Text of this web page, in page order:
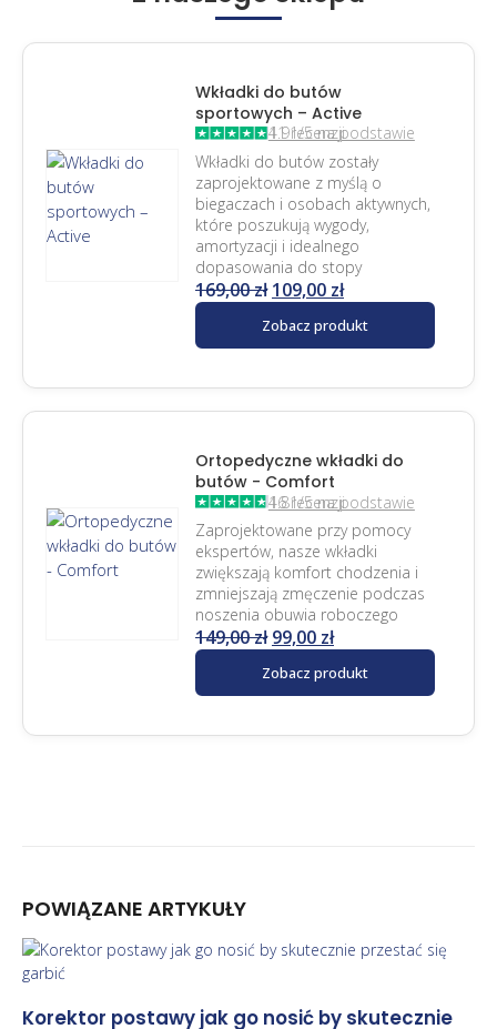
Wkładki do butów
sportowych – Active
4.91/5 na podstawie 11 recenzji
Wkładki do butów zostały
zaprojektowane z myślą o
biegaczach i osobach aktywnych,
które poszukują wygody,
amortyzacji i idealnego
dopasowania do stopy
169,00zł 109,00 zł
Zobacz produkt
Ortopedyczne wkładki do
butów - Comfort
4.81/5 na podstawie 16 recenzji
Zaprojektowane przy pomocy
ekspertów, nasze wkładki
zwiększają komfort chodzenia i
zmniejszają zmęczenie podczas
noszenia obuwia roboczego
149,00zł 99,00 zł
Zobacz produkt
POWIĄZANE ARTYKUŁY